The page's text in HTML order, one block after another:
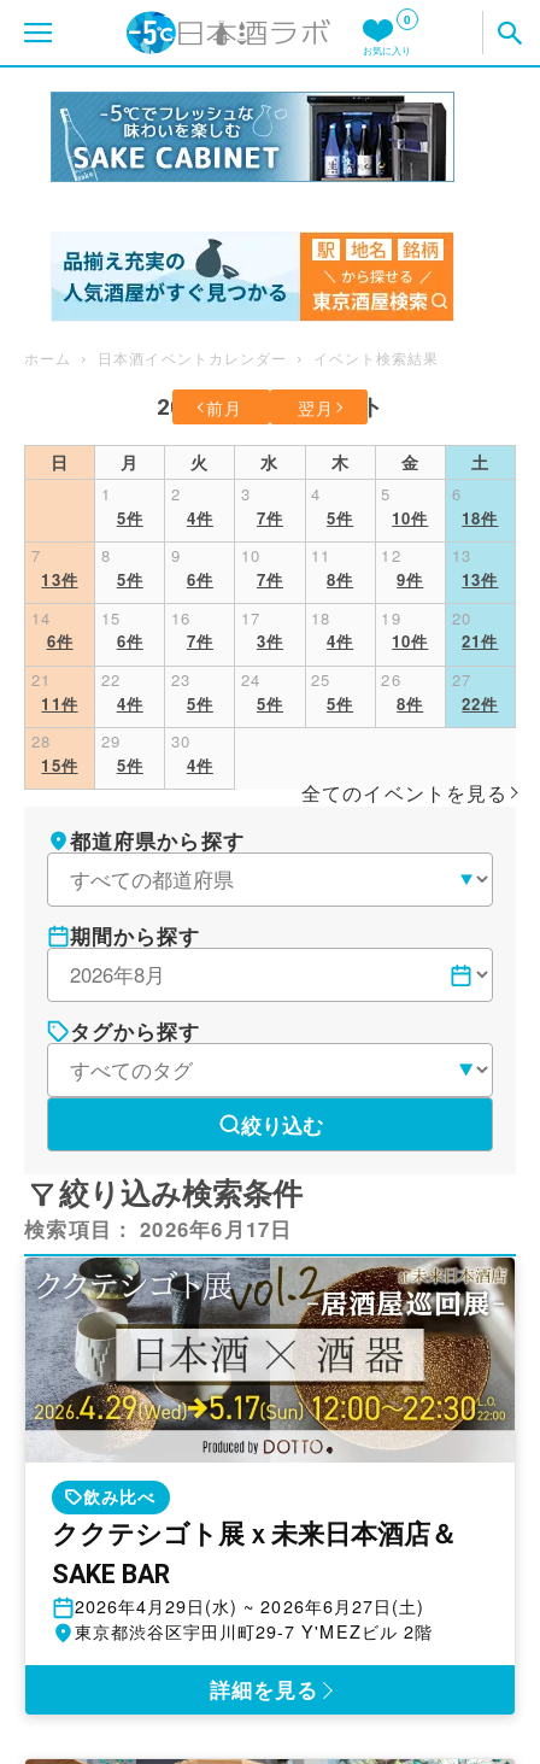
0
お気に入り
ホーム 日本酒イベントカレンダー イベント検索結果
2026年6月のイベント
前月 翌月
日 月 火 水 木 金 土
1
5件
2
4件
3
7件
4
5件
5
10件
6
18件
7
13件
8
5件
9
6件
10
7件
11
8件
12
9件
13
13件
14
6件
15
6件
16
7件
17
3件
18
4件
19
10件
20
21件
21
11件
22
4件
23
5件
24
5件
25
5件
26
8件
27
22件
28
15件
29
5件
30
4件
全てのイベントを見る
条件を変更する
都道府県から探す
期間から探す
タグから探す
絞り込む
絞り込み検索条件
検索項目： 2026年6月17日
飲み比べ
ククテシゴト展ｘ未来日本酒店＆
SAKE BAR
開
催
2026年4月29日(水) ~ 2026年6月27日(土)
開 東京都渋谷区宇田川町29-7 Y'MEZビル 2階
詳細を見る